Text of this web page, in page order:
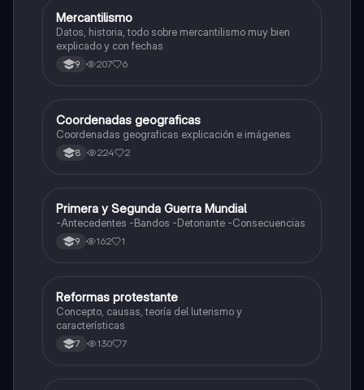
Sociales/Historia
Mercantilismo
Datos, historia, todo sobre mercantilismo muy bien
explicado y con fechas
9 207 6
Sociales/Historia
Coordenadas geograficas
Coordenadas geograficas explicación e imágenes
8 224 2
Sociales/Historia
Primera y Segunda Guerra Mundial
-Antecedentes -Bandos -Detonante -Consecuencias
9 162 1
Sociales/Historia
Reformas protestante
Concepto, causas, teoría del luterismo y
características
7 130 7